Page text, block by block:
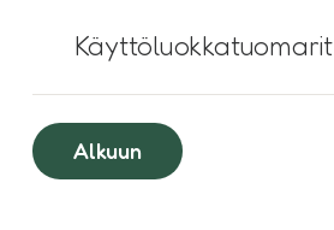
Käyttöluokkatuomarit
Alkuun